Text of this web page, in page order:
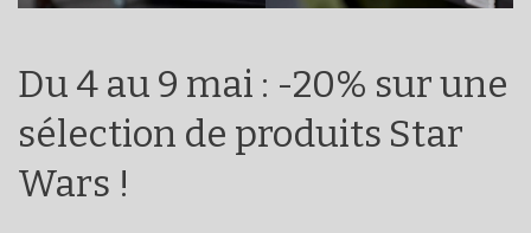
Du 4 au 9 mai : -20% sur une
sélection de produits Star
Wars !